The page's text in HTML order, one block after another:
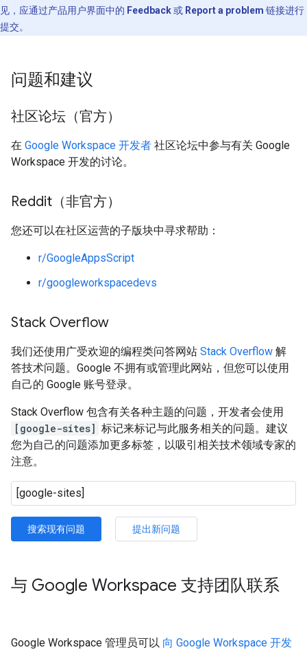
见，应通过产品用户界面中的 Feedback或 Report a problem 链接进行
提交。
问题和建议
社区论坛（官方）
在 Google Workspace 开发者 社区论坛中参与有关 Google
Workspace 开发的讨论。
Reddit（非官方）
您还可以在社区运营的子版块中寻求帮助：
r/GoogleAppsScript
r/googleworkspacedevs
Stack Overflow
我们还使用广受欢迎的编程类问答网站 Stack Overflow 解
答技术问题。Google 不拥有或管理此网站，但您可以使用
自己的 Google 账号登录。
Stack Overflow 包含有关各种主题的问题，开发者会使用
[google-sites] 标记来标记与此服务相关的问题。建议
您为自己的问题添加更多标签，以吸引相关技术领域专家的
注意。
搜索现有问题 提出新问题
与 Google Workspace 支持团队联系
Google Workspace 管理员可以 向 Google Workspace 开发